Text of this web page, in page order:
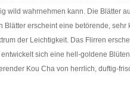
wild wahrnehmen kann. Die Blätter
erscheint eine betörende, sehr
der Leichtigkeit. Das Flirren
sich eine hell-goldene
Kou Cha von herrlich, duftig-